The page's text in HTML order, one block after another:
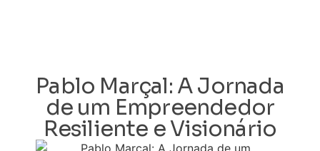
Pablo Marçal: A Jornada
de um Empreendedor
Resiliente e Visionário